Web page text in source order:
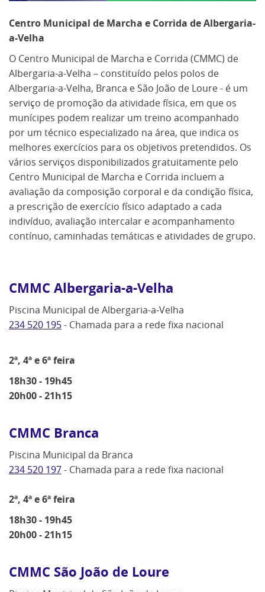
Centro Municipal de Marcha e Corrida de Albergaria-
a-Velha
O Centro Municipal de Marcha e Corrida (CMMC) de
Albergaria-a-Velha – constituído pelos polos de
Albergaria-a-Velha, Branca e São João de Loure - é um
serviço de promoção da atividade física, em que os
munícipes podem realizar um treino acompanhado
por um técnico especializado na área, que indica os
melhores exercícios para os objetivos pretendidos. Os
vários serviços disponibilizados gratuitamente pelo
Centro Municipal de Marcha e Corrida incluem a
avaliação da composição corporal e da condição física,
a prescrição de exercício físico adaptado a cada
indivíduo, avaliação intercalar e acompanhamento
contínuo, caminhadas temáticas e atividades de grupo.
CMMC Albergaria-a-Velha
Piscina Municipal de Albergaria-a-Velha
234 520 195- Chamada para a rede fixa nacional
2ª, 4ª e 6ª feira
18h30 - 19h45
20h00 - 21h15
CMMC Branca
Piscina Municipal da Branca
234 520 197- Chamada para a rede fixa nacional
2ª, 4ª e 6ª feira
18h30 - 19h45
20h00 - 21h15
CMMC São João de Loure